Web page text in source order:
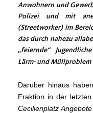
Anwohnern und
Polizei und mit
(Streetworker) im
das durch nahezu
feiernde“
Lärm- und Müllproblem
Darüber hinaus
Fraktion in der letzten
Cecilienplatz